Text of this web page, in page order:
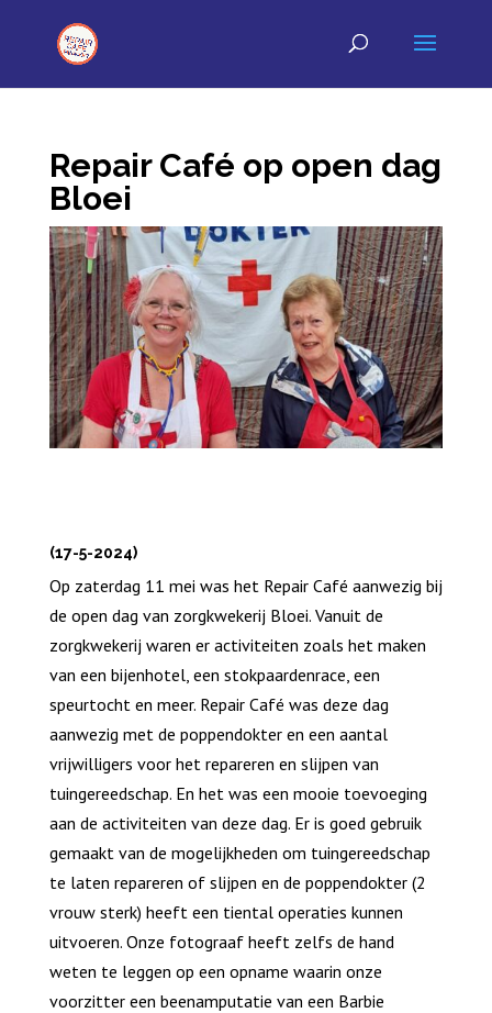
Repair Café op open dag
Bloei
(17-5-2024)
Op zaterdag 11 mei was het Repair Café aanwezig bij
de open dag van zorgkwekerij Bloei. Vanuit de
zorgkwekerij waren er activiteiten zoals het maken
van een bijenhotel, een stokpaardenrace, een
speurtocht en meer. Repair Café was deze dag
aanwezig met de poppendokter en een aantal
vrijwilligers voor het repareren en slijpen van
tuingereedschap. En het was een mooie toevoeging
aan de activiteiten van deze dag. Er is goed gebruik
gemaakt van de mogelijkheden om tuingereedschap
te laten repareren of slijpen en de poppendokter (2
vrouw sterk) heeft een tiental operaties kunnen
uitvoeren. Onze fotograaf heeft zelfs de hand
weten te leggen op een opname waarin onze
voorzitter een beenamputatie van een Barbie